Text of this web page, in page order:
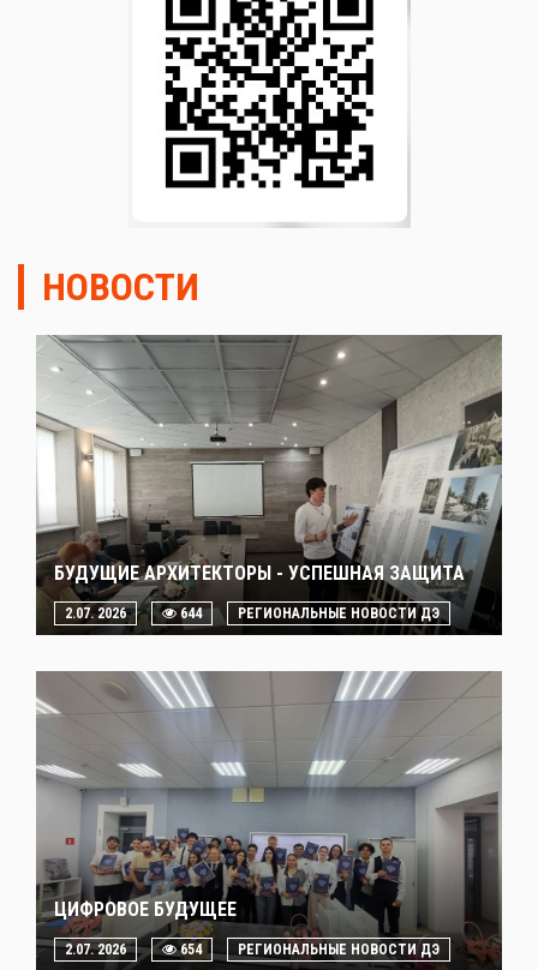
НОВОСТИ
БУДУЩИЕ АРХИТЕКТОРЫ - УСПЕШНАЯ ЗАЩИТА
2.07. 2026 644 РЕГИОНАЛЬНЫЕ НОВОСТИ ДЭ
ЦИФРОВОЕ БУДУЩЕЕ
2.07. 2026 654 РЕГИОНАЛЬНЫЕ НОВОСТИ ДЭ